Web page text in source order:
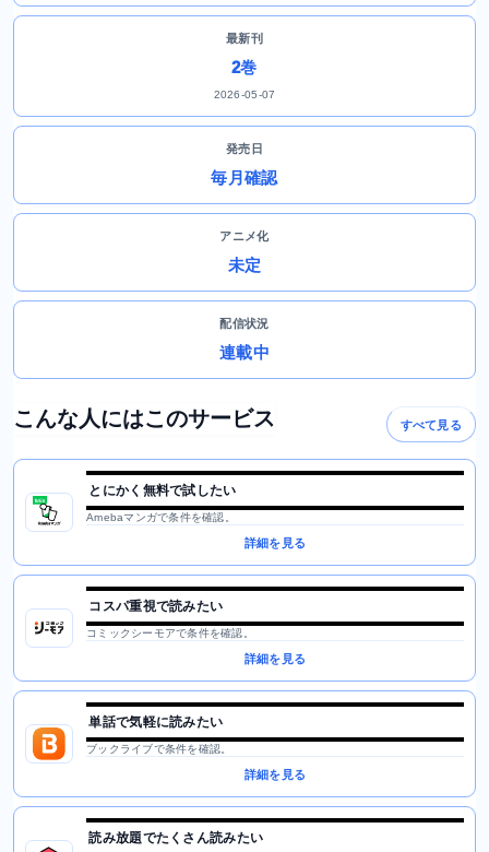
最新刊
2巻
2026-05-07
発売日
毎月確認
アニメ化
未定
配信状況
連載中
こんな人にはこのサービス すべて見る
とにかく無料で試したい
Amebaマンガで条件を確認。
詳細を見る
コスパ重視で読みたい
コミックシーモアで条件を確認。
詳細を見る
単話で気軽に読みたい
ブックライブで条件を確認。
詳細を見る
読み放題でたくさん読みたい